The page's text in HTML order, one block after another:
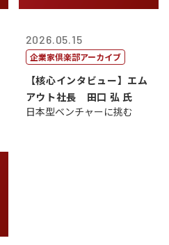
2026.05.15
企業家倶楽部アーカイブ
【核心インタビュー】エム
アウト社長 田口 弘 氏
日本型ベンチャーに挑む